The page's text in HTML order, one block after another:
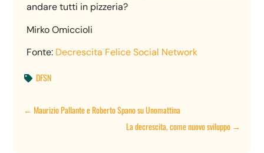
andare tutti in pizzeria?
Mirko Omiccioli
Fonte: Decrescita Felice Social Network
 DFSN
←Maurizio Pallante e Roberto Spano su Unomattina
La decrescita, come nuovo sviluppo→